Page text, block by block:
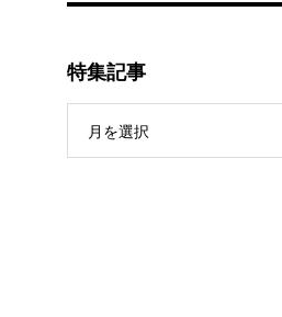
特集記事
月を選択